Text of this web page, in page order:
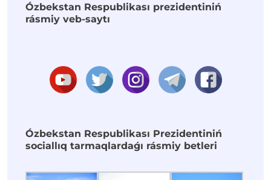
Ózbekstan Respublikası prezidentiniń
rásmiy veb-saytı
Ózbekstan Respublikası Prezidentiniń
sociallıq tarmaqlardaǵı rásmiy betleri